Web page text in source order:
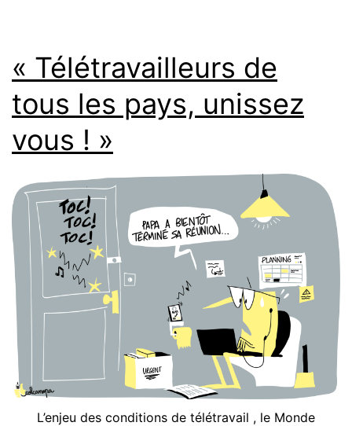
« Télétravailleurs de
tous les pays, unissez
vous ! »
L’enjeu des conditions de télétravail , le Monde